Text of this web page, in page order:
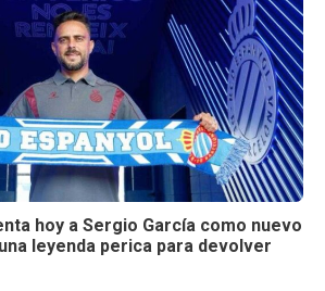
hoy a Sergio García como nuevo
leyenda perica para devolver